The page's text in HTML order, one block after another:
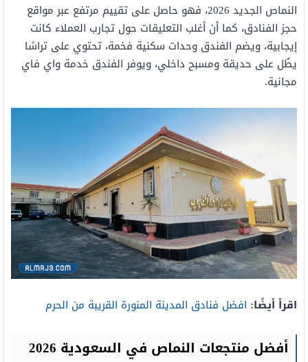
النماص الجديد 2026، فهو حاصل على تقييم مرتفع عبر مواقع
حجز الفنادق، كما أن أغلب التعليقات حول تجارب العملاء كانت
إيجابية، ويضم الفندق وحدات سكنية فخمة، تحتوي على تراسًا
يطُل على حديقة ومسبح داخلي، ويوفر الفندق خدمة واي فاي
مجانية.
اقرأ أيضًا: افضل فنادق المدينة المنورة القريبة من الحرم
أفضل منتجعات النماص في السعودية 2026